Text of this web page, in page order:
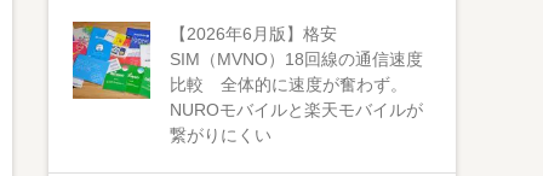
【2026年6月版】格安
SIM（MVNO）18回線の通信速度
比較 全体的に速度が奮わず。
NUROモバイルと楽天モバイルが
繋がりにくい